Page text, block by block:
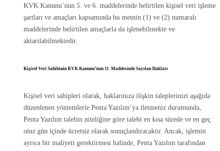
KVK Kanunu’nun 5. ve 6. maddelerinde belirtilen kişisel veri işleme
şartları ve amaçları kapsamında bu metnin (1) ve (2) numaralı
maddelerinde belirtilen amaçlarla da işlenebilmekte ve
aktarılabilmektedir.
Kişisel Veri Sahibinin KVK Kanunu’nun 11. Maddesinde Sayılan Hakları
Kişisel veri sahipleri olarak, haklarınıza ilişkin taleplerinizi aşağıda
düzenlenen yöntemlerle Penta Yazılım’ya iletmeniz durumunda,
Penta Yazılım talebin niteliğine göre talebi en kısa sürede ve en geç
otuz gün içinde ücretsiz olarak sonuçlandıracaktır. Ancak, işlemin
ayrıca bir maliyeti gerektirmesi halinde, Penta Yazılım tarafından